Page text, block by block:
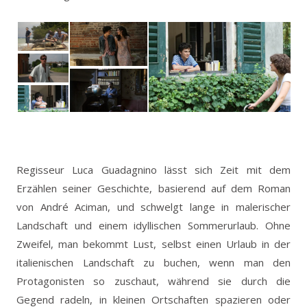
Regisseur Luca Guadagnino lässt sich Zeit mit dem
Erzählen seiner Geschichte, basierend auf dem Roman
von André Aciman, und schwelgt lange in malerischer
Landschaft und einem idyllischen Sommerurlaub. Ohne
Zweifel, man bekommt Lust, selbst einen Urlaub in der
italienischen Landschaft zu buchen, wenn man den
Protagonisten so zuschaut, während sie durch die
Gegend radeln, in kleinen Ortschaften spazieren oder